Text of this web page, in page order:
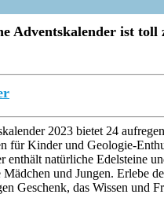
Adventskalender ist toll
2023 bietet 24
für Kinder und Geologie-
enthält natürliche Edelsteine
und Jungen. Erlebe
Geschenk, das Wissen und